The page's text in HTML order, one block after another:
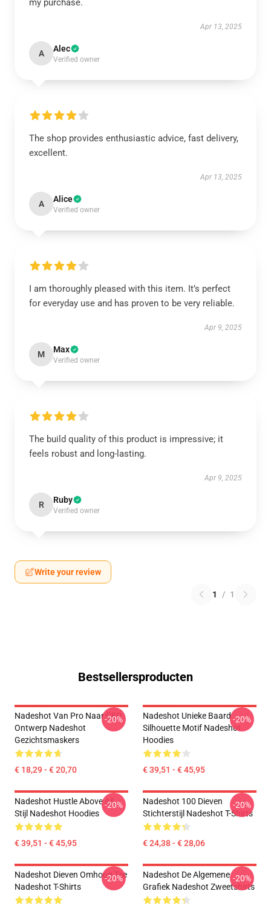
my purchase.
Apr 13, 2025
A Alec
Verified owner
The shop provides enthusiastic advice, fast delivery,
excellent.
Apr 13, 2025
A Alice
Verified owner
I am thoroughly pleased with this item. It’s perfect
for everyday use and has proven to be very reliable.
Apr 9, 2025
M Max
Verified owner
The build quality of this product is impressive; it
feels robust and long-lasting.
Apr 9, 2025
R Ruby
Verified owner
Write your review
1 / 1
Bestsellersproducten
Nadeshot Van Pro Naar CEO
Ontwerp Nadeshot
Gezichtsmaskers
€ 18,29 - € 20,70
-20%
Nadeshot Unieke Baard
Silhouette Motif Nadeshot
Hoodies
€ 39,51 - € 45,95
-20%
Nadeshot Hustle Above All
Stijl Nadeshot Hoodies
€ 39,51 - € 45,95
-20%
Nadeshot 100 Dieven
Stichterstijl Nadeshot T-Shirts
€ 24,38 - € 28,06
-20%
Nadeshot Dieven Omhoog Tee
Nadeshot T-Shirts
-20%
Nadeshot De Algemene
Grafiek Nadeshot Zweetshirts
-20%